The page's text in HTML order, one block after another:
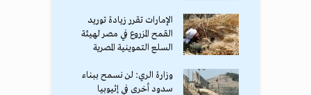
الإمارات تقرر زيادة توريد
القمح المزروع في مصر لهيئة
السلع التموينية المصرية
وزارة الري: لن نسمح ببناء
سدود أخرى في إثيوبيا